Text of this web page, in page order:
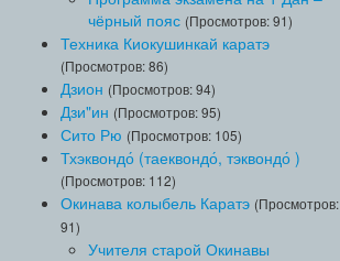
чёрный пояс (Просмотров: 91)
Техника Киокушинкай каратэ
(Просмотров: 86)
Дзион (Просмотров: 94)
Дзи"ин (Просмотров: 95)
Сито Рю (Просмотров: 105)
Тхэквондо́ (таеквондо́, тэквондо́ )
(Просмотров: 112)
Окинава колыбель Каратэ (Просмотров:
91)
Учителя старой Окинавы